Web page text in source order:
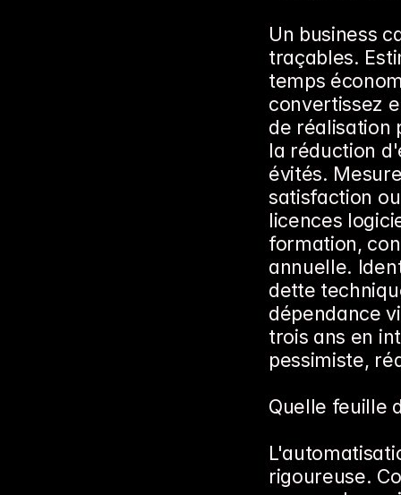
Un business
traçables.
temps
convertissez
de réalisation
la réduction
évités.
satisfaction
licences
formation,
annuelle.
dette
dépendance
trois ans en
pessimiste,
Quelle feuille
rigoureuse.